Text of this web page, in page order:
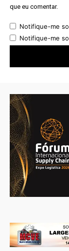
que eu comentar.
Notifique-me
Notifique-me